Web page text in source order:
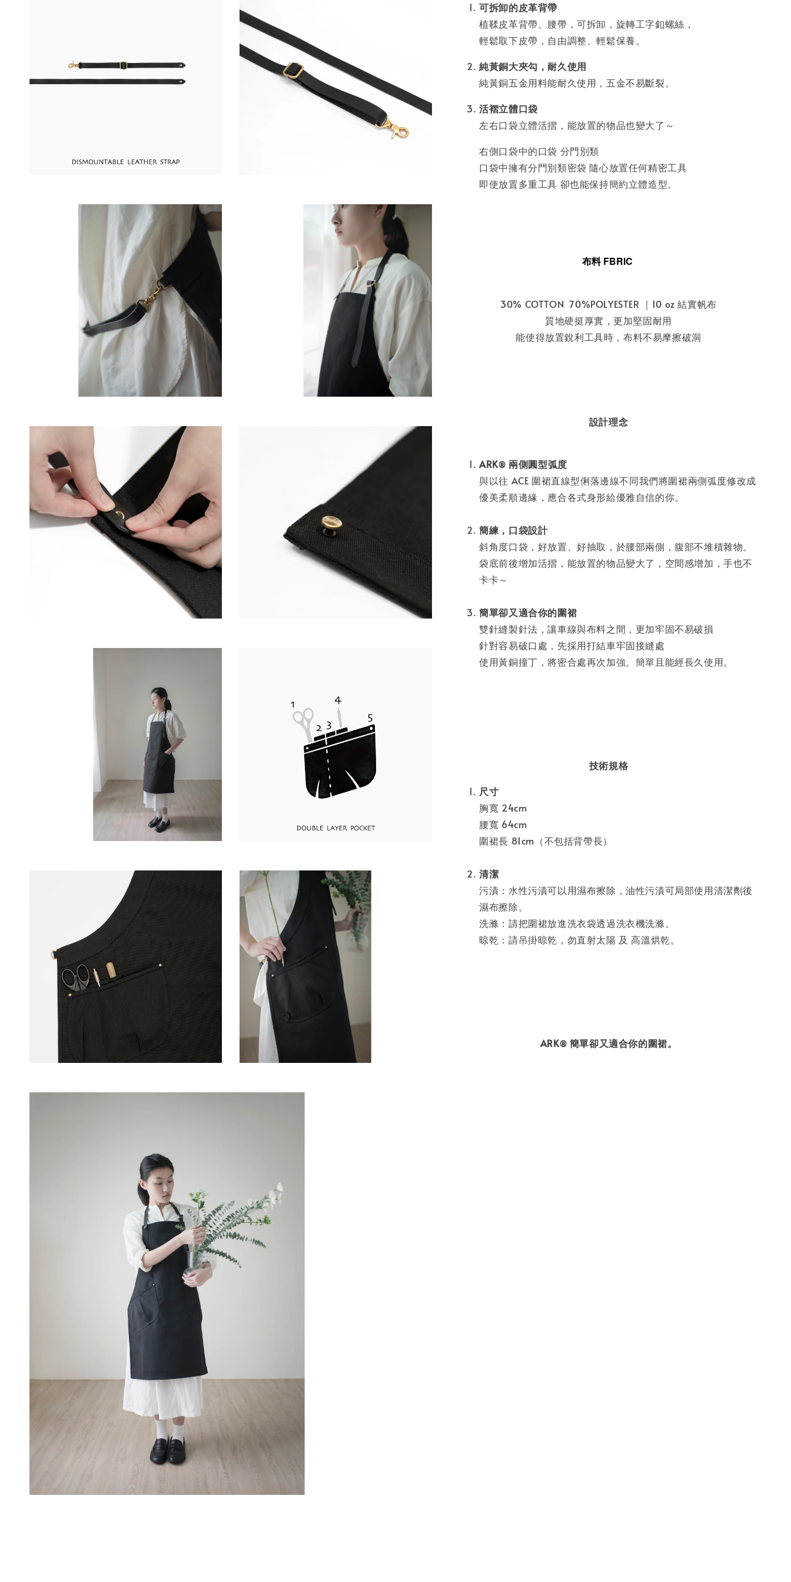
可拆卸的皮革背帶
植鞣皮革背帶、腰帶，可拆卸，旋轉工字釦螺絲，
輕鬆取下皮帶，自由調整、輕鬆保養。⁣
純黃銅大夾勾，耐久使用
純黃銅五金用料能耐久使用，五金不易斷裂。
活褶立體口袋
左右口袋立體活摺，能放置的物品也變大了～
右側口袋中的口袋 分門別類
口袋中擁有分門別類密袋 隨心放置任何精密工具
即使放置多重工具 卻也能保持簡約立體造型。
布料 FBRIC
30% COTTON 70%POLYESTER ｜10 oz 結實帆布
質地硬挺厚實，更加堅固耐用
能使得放置銳利工具時，布料不易摩擦破洞
設計理念
ARK® 兩側圓型弧度
與以往 ACE 圍裙直線型俐落邊線不同我們將圍裙兩側弧度修改成
優美柔順邊緣，應合各式身形給優雅自信的你。
簡練，口袋設計
斜角度口袋，好放置、好抽取，於腰部兩側，腹部不堆積雜物。
袋底前後增加活摺，能放置的物品變大了，空間感增加，手也不
卡卡～
簡單卻又適合你的圍裙
雙針縫製針法，讓車線與布料之間，更加牢固不易破損
針對容易破口處，先採用打結車牢固接縫處
使用黃銅撞丁，將密合處再次加強。簡單且能經長久使用。
技術規格
尺寸
胸寬 24cm
腰寬 64cm
圍裙長 81cm（不包括背帶長）
清潔
污漬：水性污漬可以用濕布擦除，油性污漬可局部使用清潔劑後
濕布擦除。
洗滌：請把圍裙放進洗衣袋透過洗衣機洗滌。
晾乾：請吊掛晾乾，勿直射太陽 及 高溫烘乾。
ARK® 簡單卻又適合你的圍裙。